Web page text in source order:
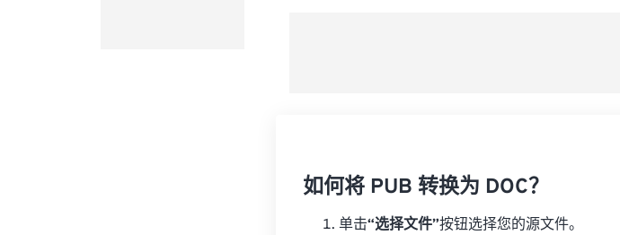
如何将 PUB 转换为 DOC？
单击“选择文件”按钮选择您的源文件。